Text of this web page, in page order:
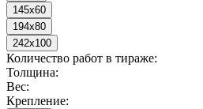
145x60
194x80
242x100
Количество работ в тираже:
Толщина:
Вес:
Крепление: